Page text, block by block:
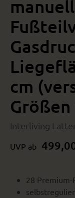
cm
Interliving
UVP ab
28